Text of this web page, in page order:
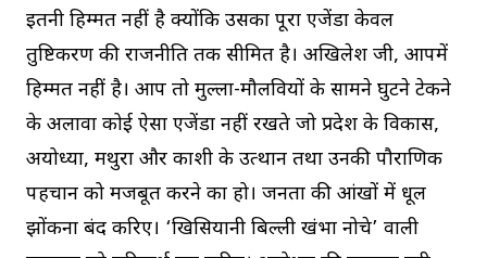
इतनी हिम्मत नहीं है क्योंकि उसका पूरा एजेंडा केवल
तुष्टिकरण की राजनीति तक सीमित है। अखिलेश जी, आपमें
हिम्मत नहीं है। आप तो मुल्ला-मौलवियों के सामने घुटने टेकने
के अलावा कोई ऐसा एजेंडा नहीं रखते जो प्रदेश के विकास,
अयोध्या, मथुरा और काशी के उत्थान तथा उनकी पौराणिक
पहचान को मजबूत करने का हो। जनता की आंखों में धूल
झोंकना बंद करिए। ‘खिसियानी बिल्ली खंभा नोचे’ वाली